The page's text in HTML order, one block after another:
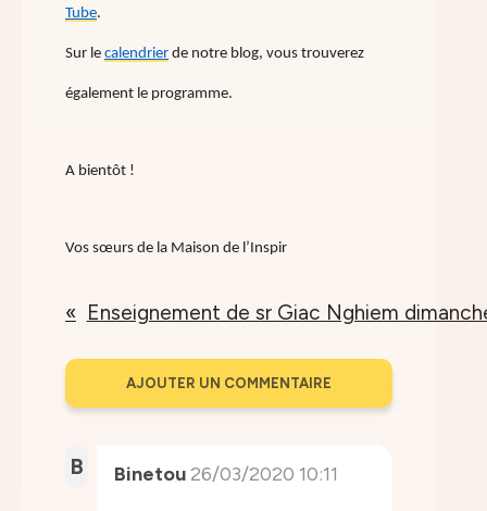
Tube.
Sur le calendrier de notre blog, vous trouverez
également le programme.
A bientôt !
Vos sœurs de la Maison de l’Inspir
Enseignement de sr Giac Nghiem
AJOUTER UN COMMENTAIRE
B Binetou26/03/2020 10:11